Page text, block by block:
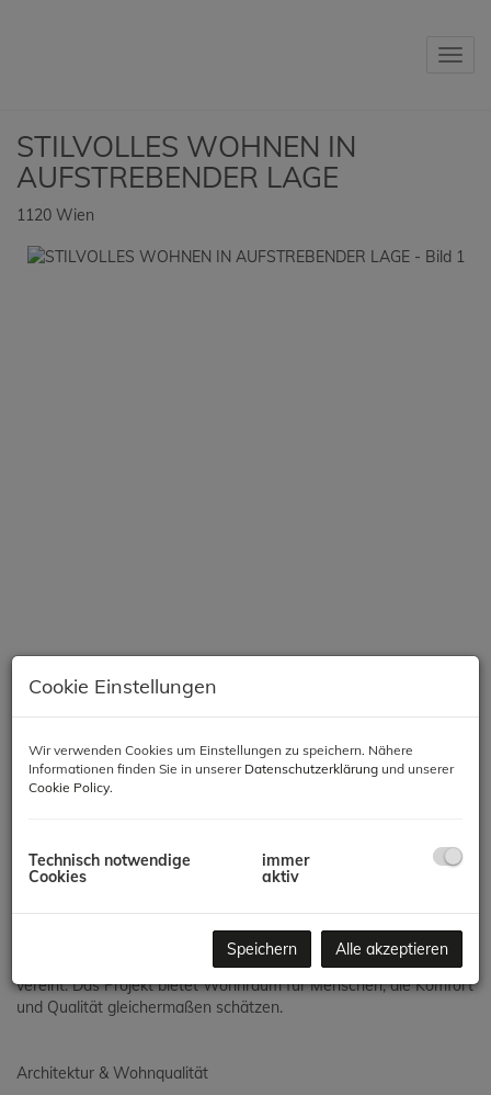
STILVOLLES WOHNEN IN
AUFSTREBENDER LAGE
1120 Wien
Beschreibung
Nachhaltigkeit
In einer der gefragtesten Lagen des 12. Bezirks entsteht ein
hochwertiges Neubauprojekt mit 66 Wohnungen, das modernes
Wohnen, zeitgemäße Architektur und nachhaltige Bauweise
vereint. Das Projekt bietet Wohnraum für Menschen, die Komfort
und Qualität gleichermaßen schätzen.
Architektur & Wohnqualität
Cookie Einstellungen
Wir verwenden Cookies um Einstellungen zu speichern. Nähere
Informationen finden Sie in unserer Datenschutzerklärung und unserer
Cookie Policy.
Technisch notwendige
Cookies
immer
aktiv
Speichern Alle akzeptieren